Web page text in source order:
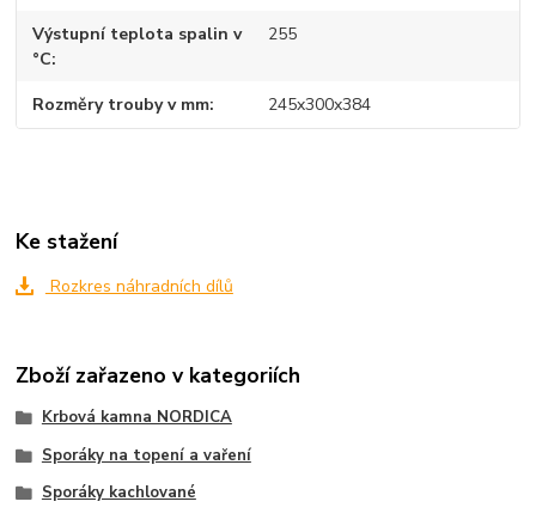
Výstupní teplota spalin v
°C
255
Rozměry trouby v mm 245x300x384
Ke stažení
Rozkres náhradních dílů
Zboží zařazeno v kategoriích
Krbová kamna NORDICA
Sporáky na topení a vaření
Sporáky kachlované